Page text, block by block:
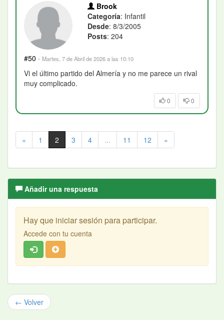
Brook
Categoría: Infantil
Desde: 8/3/2005
Posts: 204
#50 · Martes, 7 de Abril de 2026 a las 10:10
Vi el último partido del Almería y no me parece un rival
muy complicado.
0 0
« 1 2 3 4 ... 11 12 »
Añadir una respuesta
Hay que iniciar sesión para participar.
Accede con tu cuenta
← Volver